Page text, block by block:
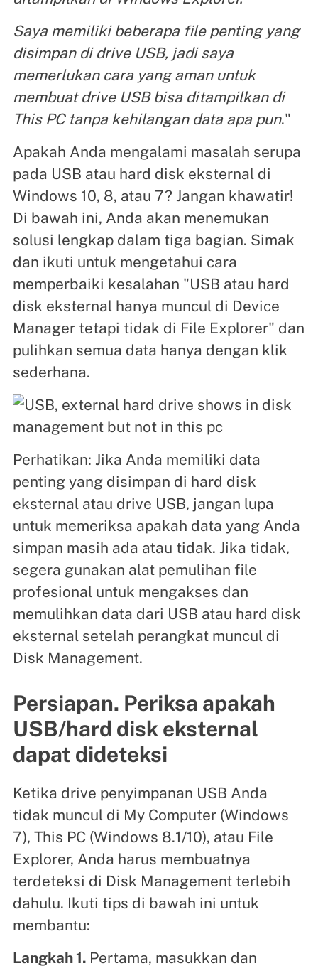
Saya memiliki beberapa file penting yang
disimpan di drive USB, jadi saya
memerlukan cara yang aman untuk
membuat drive USB bisa ditampilkan di
This PC tanpa kehilangan data apa pun."
Apakah Anda mengalami masalah serupa
pada USB atau hard disk eksternal di
Windows 10, 8, atau 7? Jangan khawatir!
Di bawah ini, Anda akan menemukan
solusi lengkap dalam tiga bagian. Simak
dan ikuti untuk mengetahui cara
memperbaiki kesalahan "USB atau hard
disk eksternal hanya muncul di Device
Manager tetapi tidak di File Explorer" dan
pulihkan semua data hanya dengan klik
sederhana.
Perhatikan: Jika Anda memiliki data
penting yang disimpan di hard disk
eksternal atau drive USB, jangan lupa
untuk memeriksa apakah data yang Anda
simpan masih ada atau tidak. Jika tidak,
segera gunakan alat pemulihan file
profesional untuk mengakses dan
memulihkan data dari USB atau hard disk
eksternal setelah perangkat muncul di
Disk Management.
Persiapan. Periksa apakah
USB/hard disk eksternal
dapat dideteksi
Ketika drive penyimpanan USB Anda
tidak muncul di My Computer (Windows
7), This PC (Windows 8.1/10), atau File
Explorer, Anda harus membuatnya
terdeteksi di Disk Management terlebih
dahulu. Ikuti tips di bawah ini untuk
membantu:
Langkah 1. Pertama, masukkan dan